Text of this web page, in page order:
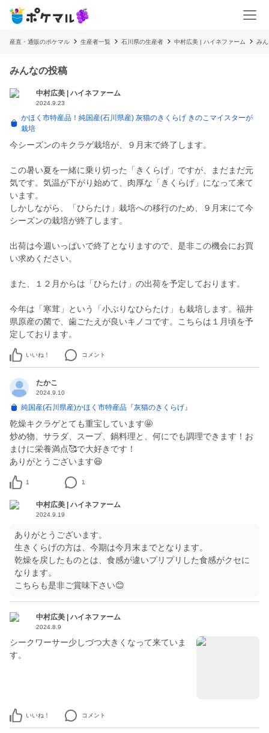
産直・通販のポケマル 生産者一覧 石川県の生産者 中村広美 | ハイネファーム み
みんなの投稿
中村広美 | ハイネファーム
2024.9.23
かほく市特産品！純国産(石川県産) 灰猫のきくらげ きのこマイスターが
栽培
今シーズンのキクラゲ栽培が、９月末で終了します。
この暑い夏を一緒に乗り切った「きくらげ」ですが、まだまだ元
気です。気温が下がり始めて、肉厚な「きくらげ」になって来て
います。
しかしながら、「ひらたけ」栽培への移行のため、９月末にて今
シーズンの栽培が終了します。
出荷は今週いっぱいで終了となりますので、是非この機会にお買
い求めください。
また、１２月からは「ひらたけ」の出荷を予定しております。
今年は「寒茸」という「小ぶりなひらたけ」も栽培します。福井
県原産の菌で、歯ごたえが良いキノコです。こちらは１月頃を予
定しております。
いいね！ コメント
たかこ
2024.9.10
純国産(石川県産)かほく市特産品『灰猫のきくらげ』
乾燥キクラゲとても重宝しています🤩
炒め物、サラダ、スープ、鍋料理と、何にでも調理できます！お
まけに栄養満点🥰で大好きです！
ありがとうございます😆
1 1
中村広美 | ハイネファーム
2024.9.19
ありがとうございます。
生きくらげの方は、今期は今月末までとなります。
乾燥を戻したものとは、食感が違いプリプリした食感がクセに
なります。
こちらも是非ご賞味下さい😊
中村広美 | ハイネファーム
2024.8.9
シークワーサー少しづつ大きくなって来ていま
す。
いいね！ コメント